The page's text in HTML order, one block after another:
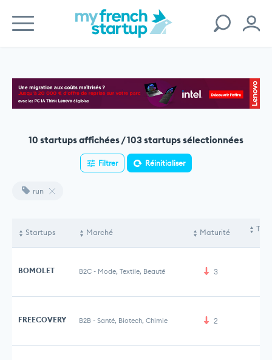
10 startups affichées / 103 startups sélectionnées
Filtrer Réinitialiser
run
Startups Marché Maturité
BOMOLET B2C - Mode, Textile, Beauté 3
FREECOVERY B2B - Santé, Biotech, Chimie 2